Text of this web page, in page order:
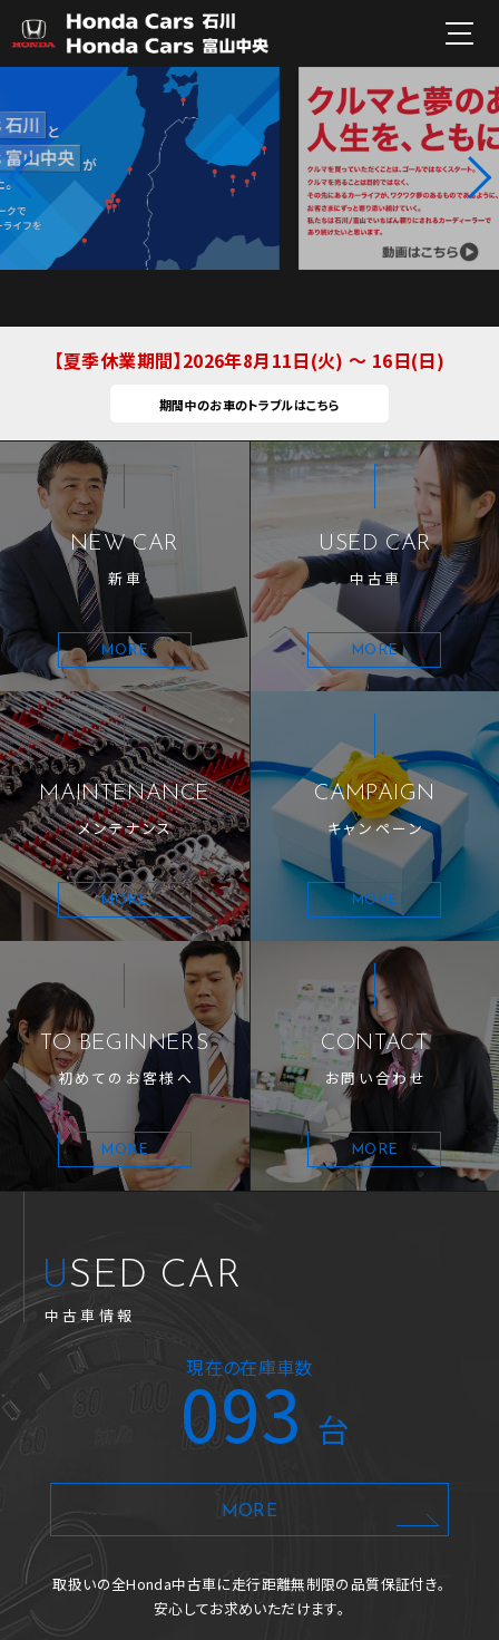
夏季休業期間 2026年8月11日(火) ～ 16日(日)
期間中のお車のトラブルはこちら
NEW CAR
新車
MORE
USED CAR
中古車
MORE
MAINTENANCE
メンテナンス
MORE
CAMPAIGN
キャンペーン
MORE
TO BEGINNERS
初めてのお客様へ
MORE
CONTACT
お問い合わせ
MORE
USED CAR
中古車情報
現在の在庫車数
093台
MORE
取扱いの全Honda中古車に走行距離無制限の品質保証付き。
安心してお求めいただけます。